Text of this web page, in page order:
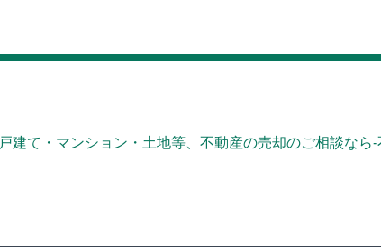
戸建て・マンション・土地等、不動産の売却のご相談な